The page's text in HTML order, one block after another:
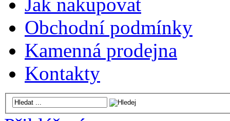
Obchodní podmínky
Kamenná prodejna
Kontakty